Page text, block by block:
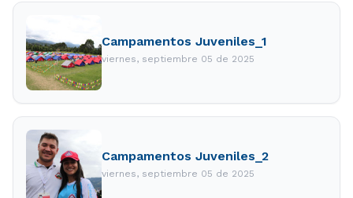
Campamentos Juveniles_1
viernes, septiembre 05 de 2025
Campamentos Juveniles_2
viernes, septiembre 05 de 2025